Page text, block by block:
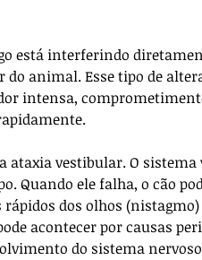
está interferindo
animal. Esse tipo de
intensa,
vestibular. O
Quando ele falha, o cão
dos olhos
acontecer por causas
do sistema